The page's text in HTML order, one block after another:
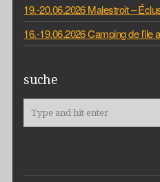
19.-20.06.2026 Malestroit –
16.-19.06.2026 Camping de l’ile
suche